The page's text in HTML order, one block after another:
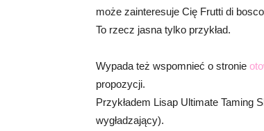
może zainteresuje Cię Frutti di
To rzecz jasna tylko przykład.
Wypada też wspomnieć o stronie
propozycji.
Przykładem Lisap Ultimate Taming
wygładzający).